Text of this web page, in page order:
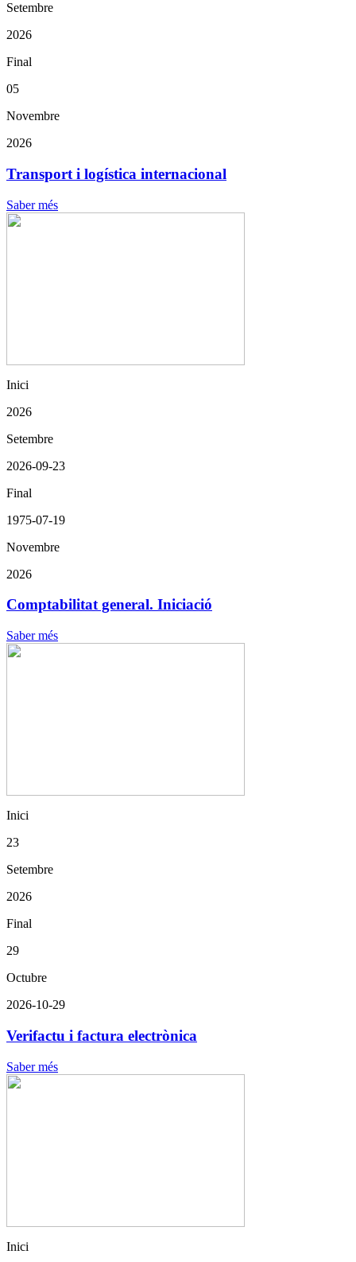
Setembre
2026
Final
05
Novembre
2026
Transport i logística internacional
Saber més
Inici
2026
Setembre
2026-09-23
Final
1975-07-19
Novembre
2026
Comptabilitat general. Iniciació
Saber més
Inici
23
Setembre
2026
Final
29
Octubre
2026-10-29
Verifactu i factura electrònica
Saber més
Inici